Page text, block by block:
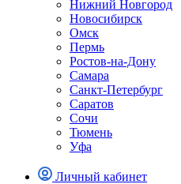
Нижний Новгород
Новосибирск
Омск
Пермь
Ростов-на-Дону
Самара
Санкт-Петербург
Саратов
Сочи
Тюмень
Уфа
Личный кабинет